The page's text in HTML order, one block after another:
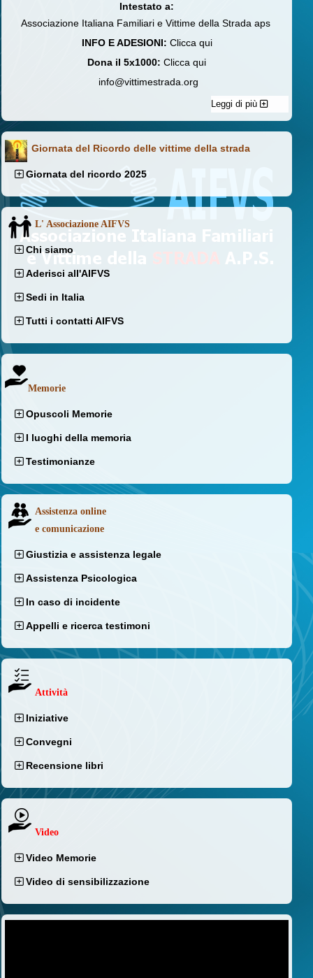
Intestato a:
Associazione Italiana Familiari e Vittime della Strada aps
INFO E ADESIONI: Clicca qui
Dona il 5x1000: Clicca qui
info@vittimestrada.org
Leggi di più
Giornata del Ricordo delle vittime della strada
Giornata del ricordo 2025
L' Associazione AIFVS
Chi siamo
Aderisci all'AIFVS
Sedi in Italia
Tutti i contatti AIFVS
Memorie
Opuscoli Memorie
I luoghi della memoria
Testimonianze
Assistenza online
e comunicazione
Giustizia e assistenza legale
Assistenza Psicologica
In caso di incidente
Appelli e ricerca testimoni
Attività
Iniziative
Convegni
Recensione libri
Video
Video Memorie
Video di sensibilizzazione